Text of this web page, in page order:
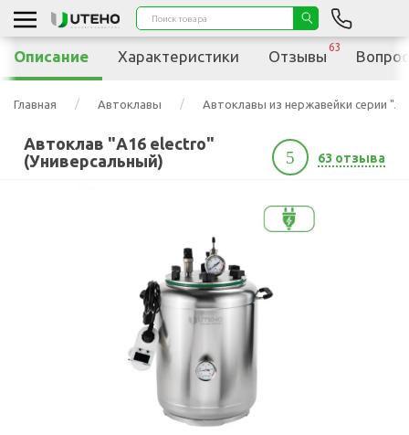
Главная Автоклавы Автоклавы из нержавейки серии "А"
Автоклав "А16 electro"
(Универсальный)
5 63 отзыва
Описание Характеристики Отзывы
63